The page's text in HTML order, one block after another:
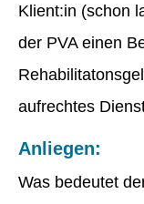
Klient:in (schon
der PVA einen
aufrechtes
Anliegen:
Was bedeutet